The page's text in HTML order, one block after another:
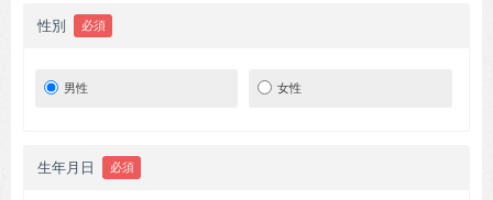
性別 必須
男性 女性
生年月日 必須